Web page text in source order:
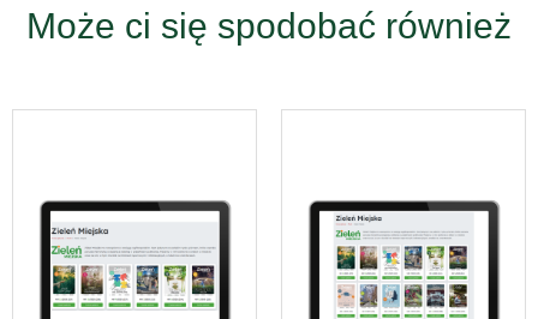
Może ci się spodobać również